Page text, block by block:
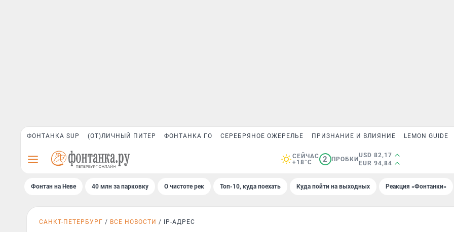
ФОНТАНКА SUP (ОТ)ЛИЧНЫЙ ПИТЕР ФОНТАНКА ГО СЕРЕБРЯНОЕ ОЖЕРЕЛЬЕ ПРИЗНАНИЕ И ВЛИЯНИЕ LEMON GUIDE
СЕЙЧАС
+18°C
2 ПРОБКИ
USD 82,17
EUR 94,84
Фонтан на Неве 40 млн за парковку О чистоте рек Топ-10, куда поехать Куда пойти на выходных Реакция «Фонтанки»
САНКТ-ПЕТЕРБУРГ ВСЕ НОВОСТИ IP-АДРЕС